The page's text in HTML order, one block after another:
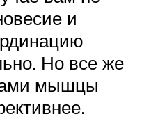
и
Но все же
мышцы